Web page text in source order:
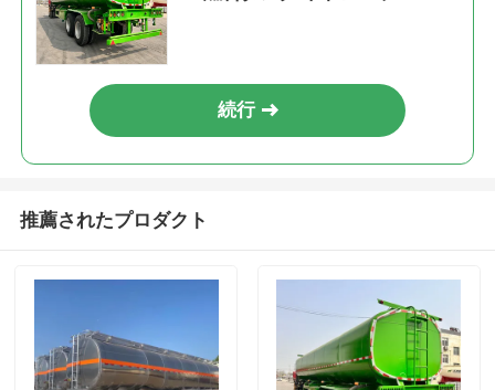
続行
推薦されたプロダクト